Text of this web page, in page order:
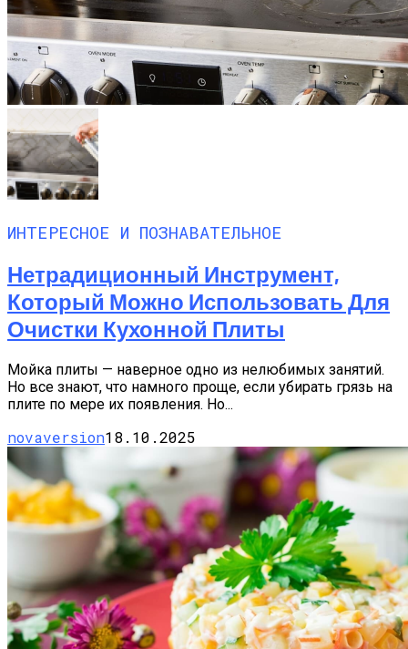
ИНТЕРЕСНОЕ И ПОЗНАВАТЕЛЬНОЕ
Нетрадиционный Инструмент,
Который Можно Использовать Для
Очистки Кухонной Плиты
Мойка плиты — наверное одно из нелюбимых занятий.
Но все знают, что намного проще, если убирать грязь на
плите по мере их появления. Но...
novaversion18.10.2025